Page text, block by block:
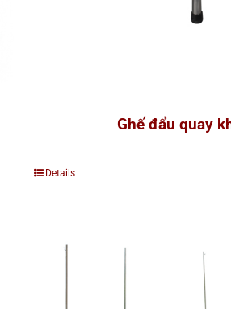
Details
Ghế đẩu quay